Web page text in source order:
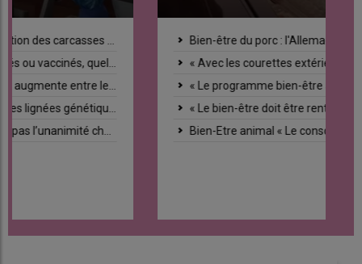
Bien-être du porc : l'Allemagne veut faire simple pour être efficace
« Avec les courettes extérieures, je suis prêt pour les dix ans à venir », explique cet éleveur allemand
« Le programme bien-être animal ITW est bénéfique pour les éleveurs allemands »
« Le bien-être doit être rentable pour l’éleveur de porc »
Bien-Etre animal « Le consommateur reste toujours tenté par le moins cher »